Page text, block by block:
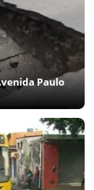
Paulo